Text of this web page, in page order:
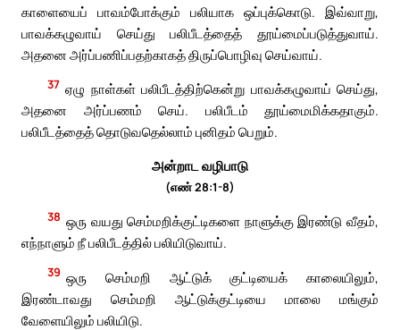
காளையைப் பாவம்போக்கும் பலியாக ஒப்புக்கொடு. இவ்வாறு,
பாவக்கழுவாய் செய்து பலிபீடத்தைத் தூய்மைப்படுத்துவாய்.
அதனை அர்ப்பணிப்பதற்காகத் திருப்பொழிவு செய்வாய்.
37 ஏழு நாள்கள் பலிபீடத்திற்கென்று பாவக்கழுவாய் செய்து,
அதனை அர்ப்பணம் செய். பலிபீடம் தூய்மைமிக்கதாகும்.
பலிபீடத்தைத் தொடுவதெல்லாம் புனிதம் பெறும்.
அன்றாட வழிபாடு
(எண் 28:1-8)
38 ஒரு வயது செம்மறிக்குட்டிகளை நாளுக்கு இரண்டு வீதம்,
எந்நாளும் நீ பலிபீடத்தில் பலியிடுவாய்.
39 ஒரு செம்மறி ஆட்டுக் குட்டியைக் காலையிலும்,
இரண்டாவது செம்மறி ஆட்டுக்குட்டியை மாலை மங்கும்
வேளையிலும் பலியிடு.